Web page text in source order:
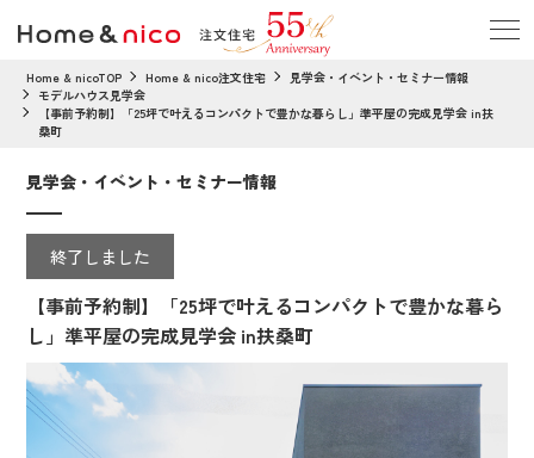
Home & nicoTOP Home & nico注文住宅
見学会・イベント・セミナー情報
モデルハウス見学会
【事前予約制】「25坪で叶えるコンパクトで豊かな暮らし」準平屋の完成見学会 in扶
桑町
見学会・イベント・セミナー情報
終了しました
【事前予約制】「25坪で叶えるコンパクトで豊かな暮ら
し」準平屋の完成見学会 in扶桑町